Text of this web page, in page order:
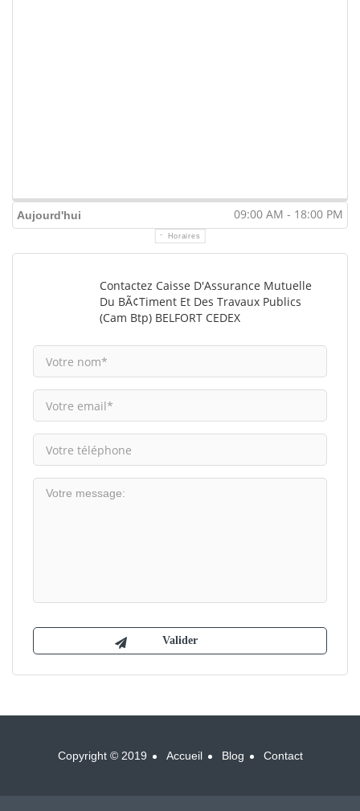
Aujourd'hui 09:00 AM - 18:00 PM
Horaires
Contactez Caisse D'Assurance Mutuelle
Du BÃ¢timent Et Des Travaux Publics
(Cam Btp) BELFORT CEDEX
Copyright © 2019 Accueil Blog Contact